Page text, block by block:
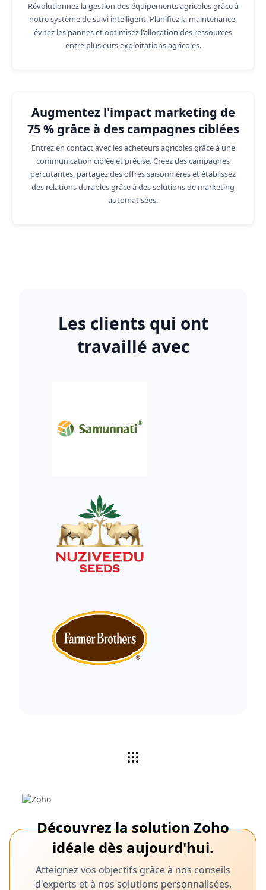
Révolutionnez la gestion des équipements agricoles grâce à
notre système de suivi intelligent. Planifiez la maintenance,
évitez les pannes et optimisez l'allocation des ressources
entre plusieurs exploitations agricoles.
Augmentez l'impact marketing de
75 % grâce à des campagnes ciblées
Entrez en contact avec les acheteurs agricoles grâce à une
communication ciblée et précise. Créez des campagnes
percutantes, partagez des offres saisonnières et établissez
des relations durables grâce à des solutions de marketing
automatisées.
Les clients qui ont
travaillé avec
Découvrez la solution Zoho
idéale dès aujourd'hui.
Atteignez vos objectifs grâce à nos conseils
d'experts et à nos solutions personnalisées.